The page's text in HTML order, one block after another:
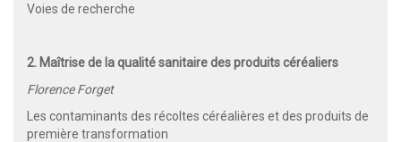
Voies de recherche
2. Maîtrise de la qualité sanitaire des produits céréaliers
Florence Forget
Les contaminants des récoltes céréalières et des produits de
première transformation